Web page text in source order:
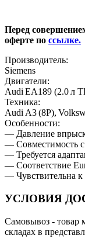
Перед
оферте по ссылке.
Производитель:
Siemens
Двигатели:
Audi EA189 (2.0 л
Техника:
Audi A3 (8P),
Особенности:
— Давление
— Совместимость с
— Требуется
— Соответствие
— Чувствительна
УСЛОВИЯ
Самовывоз - товар
складах в